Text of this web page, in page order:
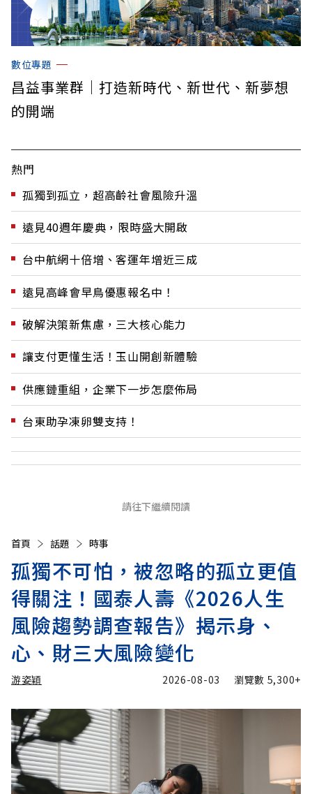
數位專題
昌益事業群｜打造新時代、新世代、新夢想
的開端
熱門
孤獨到孤立，超高齡社會風險升溫
遠見40週年慶典，限時盛大開啟
台中航網十倍增、客運年增近三成
遠見高峰會早鳥優惠報名中！
破解決策新焦慮，三大核心能力
讓支付更懂生活！玉山開創新體驗
供應鏈重組，企業下一步怎麼佈局
台東助孕凍卵雙支持！
請往下繼續閱讀
首頁 話題 時事
孤獨不可怕，被忽略的孤立更值
得關注！國泰人壽《2026人生
風險趨勢調查報告》揭示身、
心、財三大風險變化
游姿穎 2026-08-03 瀏覽數 5,300+